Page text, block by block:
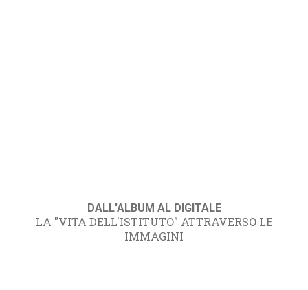
DALL'ALBUM AL DIGITALE
LA "VITA DELL'ISTITUTO" ATTRAVERSO LE
IMMAGINI